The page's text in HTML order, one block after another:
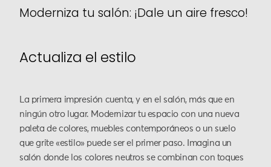
Moderniza tu salón: ¡Dale un aire fresco!
Actualiza el estilo
La primera impresión cuenta, y en el salón, más que en
ningún otro lugar. Modernizar tu espacio con una nueva
paleta de colores, muebles contemporáneos o un suelo
que grite «estilo» puede ser el primer paso. Imagina un
salón donde los colores neutros se combinan con toques